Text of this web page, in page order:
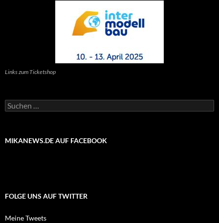
Links zum Ticketshop
Suchen
nach:
MIKANEWS.DE AUF FACEBOOK
FOLGE UNS AUF TWITTER
Meine Tweets